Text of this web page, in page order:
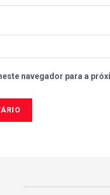
navegador para a